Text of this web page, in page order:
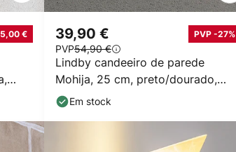
€
Lindby candeeiro de parede
Mohija, 25 cm, preto/dourado,
vidro, E27
39,90 € PVP -27%
PVP54,90 €
Em stock